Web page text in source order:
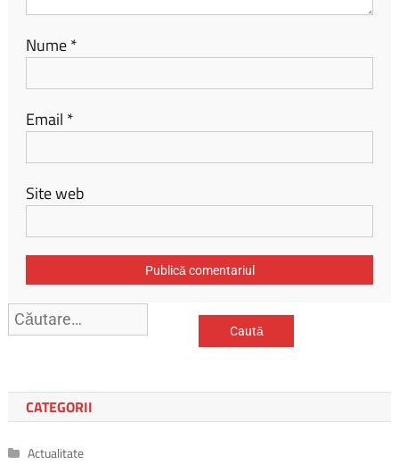
Nume*
Email *
Site web
Caută
după:
CATEGORII
Actualitate